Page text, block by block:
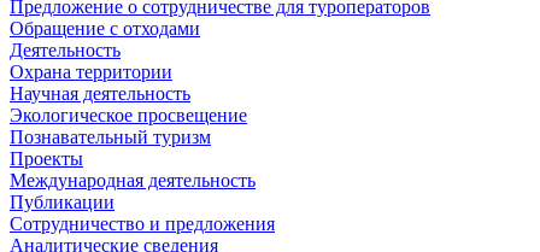
Предложение о сотрудничестве для туроператоров
Обращение с отходами
Деятельность
Охрана территории
Научная деятельность
Экологическое просвещение
Познавательный туризм
Проекты
Международная деятельность
Публикации
Сотрудничество и предложения
Аналитические сведения